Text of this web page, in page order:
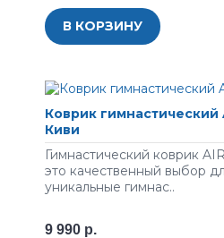
В КОРЗИНУ
Коврик
Киви
Гимнастический коврик
это качественный выбор
уникальные гимнас..
9 990 р.